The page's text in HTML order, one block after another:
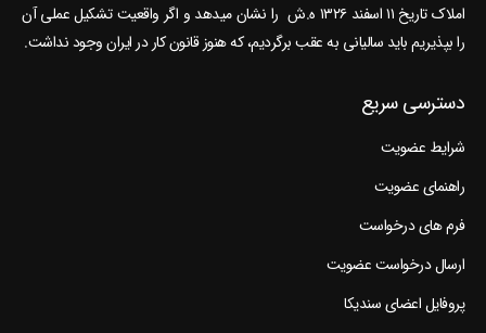
املاک تاریخ ۱۱ اسفند ۱۳۲۶ ه.ش را نشان می‎دهد و اگر واقعیت تشکیل عملی آن
را بپذیریم باید سالیانی به عقب برگردیم، که هنوز قانون کار در ایران وجود نداشت.
دسترسی سریع
شرایط عضویت
راهنمای عضویت
فرم های درخواست
ارسال درخواست عضویت
پروفایل اعضای سندیکا